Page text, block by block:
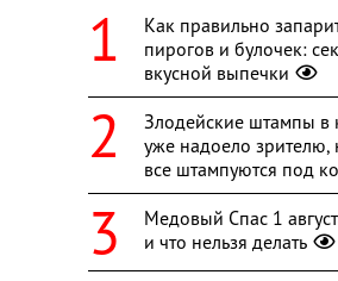
Как правильно
пирогов и булочек:
вкусной выпечки
Злодейские штампы в
уже надоело
все штампуются под
Медовый Спас 1
и что нельзя делать